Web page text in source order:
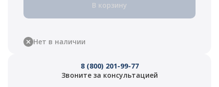
В корзину
Нет в наличии
8 (800) 201-99-77
Звоните за консультацией